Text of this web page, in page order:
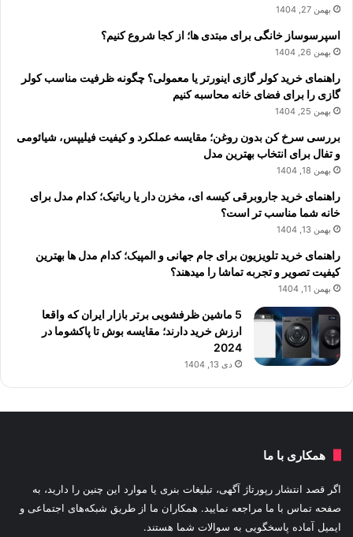
بهمن 27, 1404
اسپرسوساز خانگی برای مبتدی ها؛ از کجا شروع کنیم؟
بهمن 26, 1404
راهنمای خرید کولر گازی اینورتر یا معمولی؟ چگونه ظرفیت مناسب کولر
گازی را برای فضای خانه محاسبه کنیم
بهمن 25, 1404
بررسی سرخ کن بدون روغن؛ مقایسه عملکرد و کیفیت فیلیپس، شیائومی
و تفال برای انتخاب بهترین مدل
بهمن 18, 1404
راهنمای خرید جاروبرقی کیسه ای، مخزن دار یا رباتیک؛ کدام مدل برای
خانه شما مناسب تر است؟
بهمن 13, 1404
راهنمای خرید تلویزیون برای جام جهانی و المپیک؛ کدام مدل ها بهترین
کیفیت تصویر و تجربه تماشا را میدهند؟
بهمن 11, 1404
5 ماشین ظرفشویی برتر بازار ایران که واقعا
ارزش خرید دارند؛ مقایسه بوش تا پاکشوما در
2024
دی 13, 1404
همکاری با ما
اگر قصد انتشار رپورتاژ آگهی، تبلیغات بنری یا موارد این چنین را دارید، به
صفحه تماس با ما مراجعه نمایید. همکاران ما از طریق شبکه‌های اجتماعی و
ایمیل آماده پاسخگویی به سوالات شما هستند.